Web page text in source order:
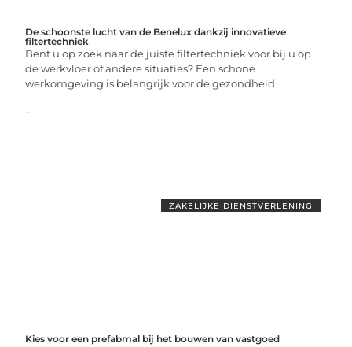
De schoonste lucht van de Benelux dankzij innovatieve
filtertechniek
Bent u op zoek naar de juiste filtertechniek voor bij u op
de werkvloer of andere situaties? Een schone
werkomgeving is belangrijk voor de gezondheid
...
ZAKELIJKE DIENSTVERLENING
Kies voor een prefabmal bij het bouwen van vastgoed